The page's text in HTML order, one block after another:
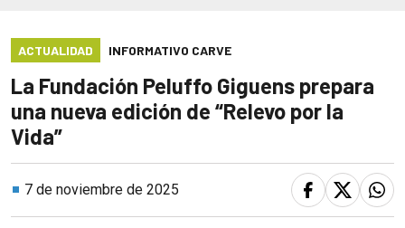
ACTUALIDAD INFORMATIVO CARVE
La Fundación Peluffo Giguens prepara
una nueva edición de “Relevo por la
Vida”
7 de noviembre de 2025